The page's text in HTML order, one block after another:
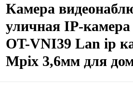
Камера
уличная IP-
OT-VNI39 Lan ip
Mpix 3,6мм для